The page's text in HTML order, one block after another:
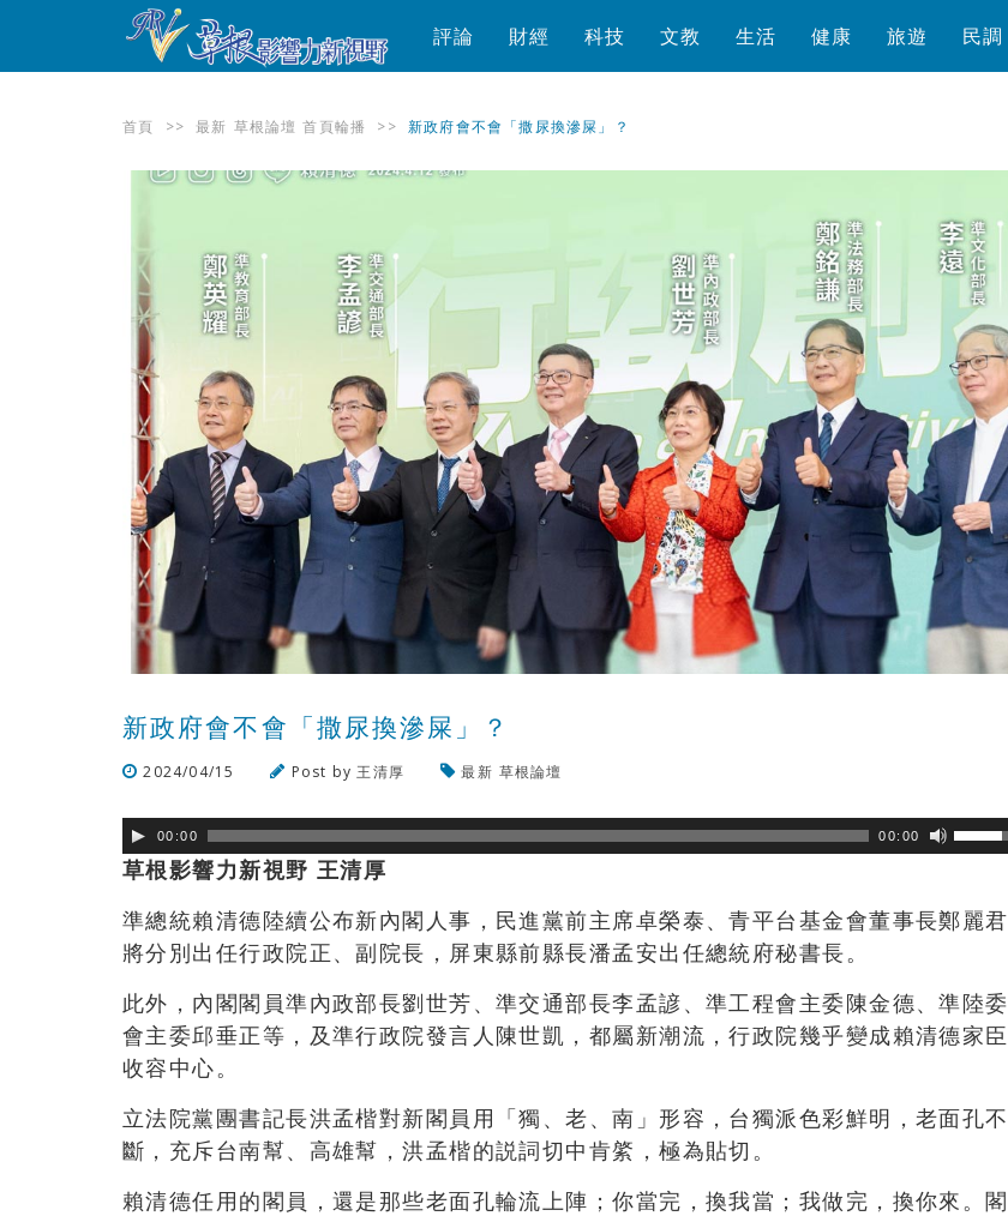
評論 財經 科技 文教 生活 健康 旅遊 民調
首頁 >> 最新 草根論壇 首頁輪播 >> 新政府會不會「撒尿換滲屎」？
新政府會不會「撒尿換滲屎」？
2024/04/15 Post by 王清厚 最新 草根論壇
00:00 00:00
草根影響力新視野 王清厚
準總統賴清德陸續公布新內閣人事，民進黨前主席卓榮泰、青平台基金會董事長鄭麗君
將分別出任行政院正、副院長，屏東縣前縣長潘孟安出任總統府秘書長。
此外，內閣閣員準內政部長劉世芳、準交通部長李孟諺、準工程會主委陳金德、準陸委
會主委邱垂正等，及準行政院發言人陳世凱，都屬新潮流，行政院幾乎變成賴清德家臣
收容中心。
立法院黨團書記長洪孟楷對新閣員用「獨、老、南」形容，台獨派色彩鮮明，老面孔不
斷，充斥台南幫、高雄幫，洪孟楷的説詞切中肯綮，極為貼切。
賴清德任用的閣員，還是那些老面孔輪流上陣；你當完，換我當；我做完，換你來。閣